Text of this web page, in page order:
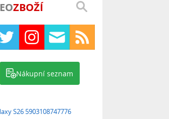
ZBOŽÍ
Nákupní seznam
S26 5903108747776